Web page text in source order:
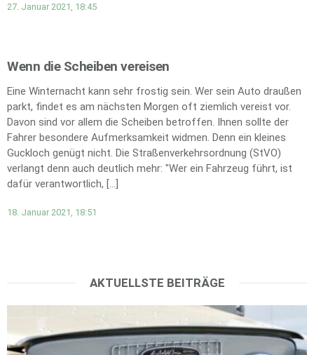
27. Januar 2021, 18:45
Wenn die Scheiben vereisen
Eine Winternacht kann sehr frostig sein. Wer sein Auto draußen
parkt, findet es am nächsten Morgen oft ziemlich vereist vor.
Davon sind vor allem die Scheiben betroffen. Ihnen sollte der
Fahrer besondere Aufmerksamkeit widmen. Denn ein kleines
Guckloch genügt nicht. Die Straßenverkehrsordnung (StVO)
verlangt denn auch deutlich mehr: "Wer ein Fahrzeug führt, ist
dafür verantwortlich, […]
18. Januar 2021, 18:51
AKTUELLSTE BEITRÄGE